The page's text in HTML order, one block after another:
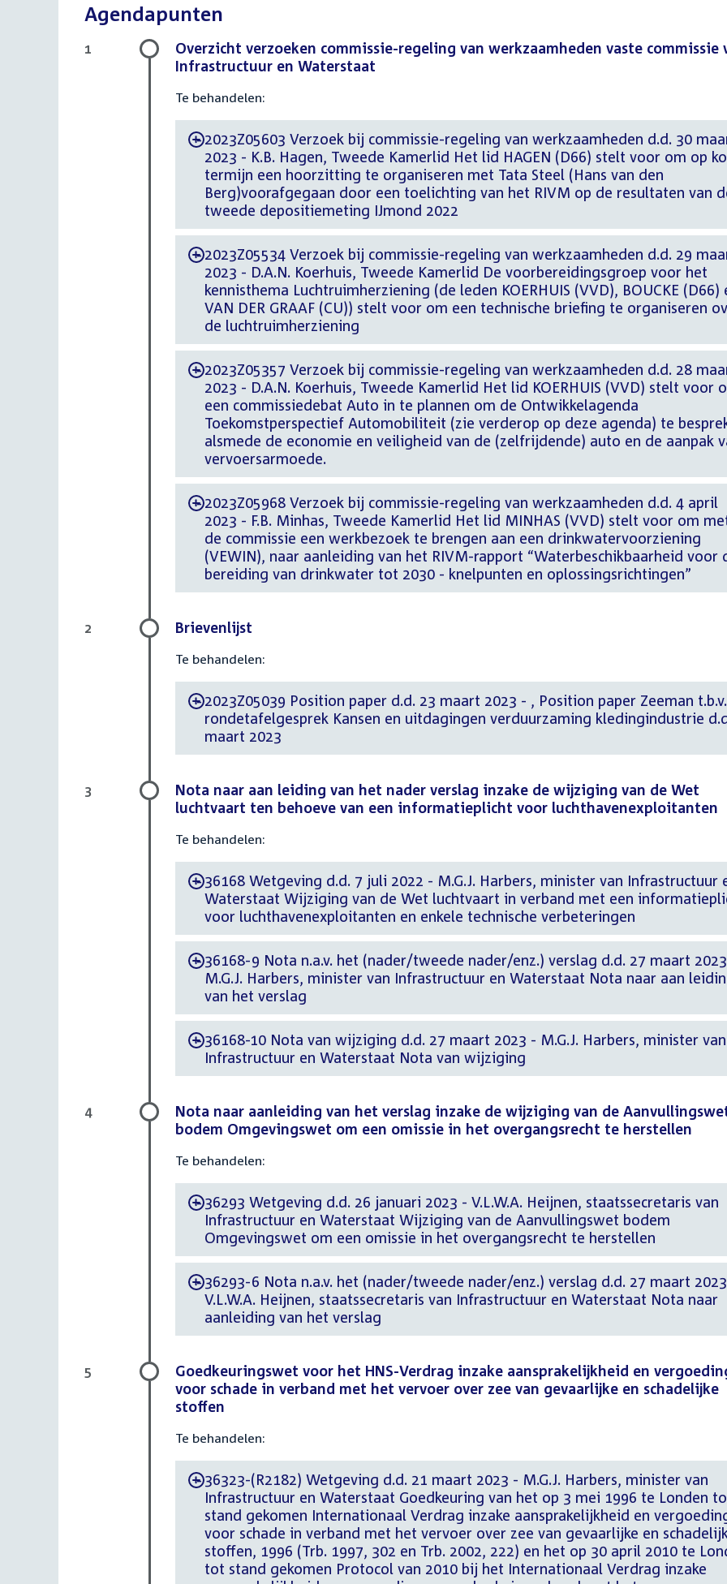
Agendapunten
Overzicht verzoeken commissie-regeling van werkzaamheden vaste commissie
Infrastructuur en Waterstaat
Te behandelen:
-2023Z05603 Verzoek bij commissie-regeling van werkzaamheden d.d. 30
2023 - K.B. Hagen, Tweede Kamerlid Het lid HAGEN (D66) stelt voor om op
termijn een hoorzitting te organiseren met Tata Steel (Hans van den
Berg)voorafgegaan door een toelichting van het RIVM op de resultaten van
tweede depositiemeting IJmond 2022
-2023Z05534 Verzoek bij commissie-regeling van werkzaamheden d.d. 29
2023 - D.A.N. Koerhuis, Tweede Kamerlid De voorbereidingsgroep voor het
kennisthema Luchtruimherziening (de leden KOERHUIS (VVD), BOUCKE (D66)
VAN DER GRAAF (CU)) stelt voor om een technische briefing te organiseren
de luchtruimherziening
-2023Z05357 Verzoek bij commissie-regeling van werkzaamheden d.d. 28
2023 - D.A.N. Koerhuis, Tweede Kamerlid Het lid KOERHUIS (VVD) stelt voor
een commissiedebat Auto in te plannen om de Ontwikkelagenda
Toekomstperspectief Automobiliteit (zie verderop op deze agenda) te
alsmede de economie en veiligheid van de (zelfrijdende) auto en de aanpak
vervoersarmoede.
-2023Z05968 Verzoek bij commissie-regeling van werkzaamheden d.d. 4 april
2023 - F.B. Minhas, Tweede Kamerlid Het lid MINHAS (VVD) stelt voor om
de commissie een werkbezoek te brengen aan een drinkwatervoorziening
(VEWIN), naar aanleiding van het RIVM-rapport “Waterbeschikbaarheid voor
bereiding van drinkwater tot 2030 - knelpunten en oplossingsrichtingen”
1
Brievenlijst
Te behandelen:
-2023Z05039 Position paper d.d. 23 maart 2023 - , Position paper Zeeman t.b.v.
rondetafelgesprek Kansen en uitdagingen verduurzaming kledingindustrie
maart 2023
2
Nota naar aan leiding van het nader verslag inzake de wijziging van de Wet
luchtvaart ten behoeve van een informatieplicht voor luchthavenexploitanten
Te behandelen:
-36168 Wetgeving d.d. 7 juli 2022 - M.G.J. Harbers, minister van Infrastructuur
Waterstaat Wijziging van de Wet luchtvaart in verband met een
voor luchthavenexploitanten en enkele technische verbeteringen
-36168-9 Nota n.a.v. het (nader/tweede nader/enz.) verslag d.d. 27 maart
M.G.J. Harbers, minister van Infrastructuur en Waterstaat Nota naar aan
van het verslag
-36168-10 Nota van wijziging d.d. 27 maart 2023 - M.G.J. Harbers, minister van
Infrastructuur en Waterstaat Nota van wijziging
3
Nota naar aanleiding van het verslag inzake de wijziging van de
bodem Omgevingswet om een omissie in het overgangsrecht te herstellen
Te behandelen:
-36293 Wetgeving d.d. 26 januari 2023 - V.L.W.A. Heijnen, staatssecretaris van
Infrastructuur en Waterstaat Wijziging van de Aanvullingswet bodem
Omgevingswet om een omissie in het overgangsrecht te herstellen
-36293-6 Nota n.a.v. het (nader/tweede nader/enz.) verslag d.d. 27 maart
V.L.W.A. Heijnen, staatssecretaris van Infrastructuur en Waterstaat Nota naar
aanleiding van het verslag
4
Goedkeuringswet voor het HNS-Verdrag inzake aansprakelijkheid en
voor schade in verband met het vervoer over zee van gevaarlijke en schadelijke
stoffen
Te behandelen:
-36323-(R2182) Wetgeving d.d. 21 maart 2023 - M.G.J. Harbers, minister van
Infrastructuur en Waterstaat Goedkeuring van het op 3 mei 1996 te Londen
stand gekomen Internationaal Verdrag inzake aansprakelijkheid en
voor schade in verband met het vervoer over zee van gevaarlijke en
stoffen, 1996 (Trb. 1997, 302 en Trb. 2002, 222) en het op 30 april 2010 te
tot stand gekomen Protocol van 2010 bij het Internationaal Verdrag inzake
5